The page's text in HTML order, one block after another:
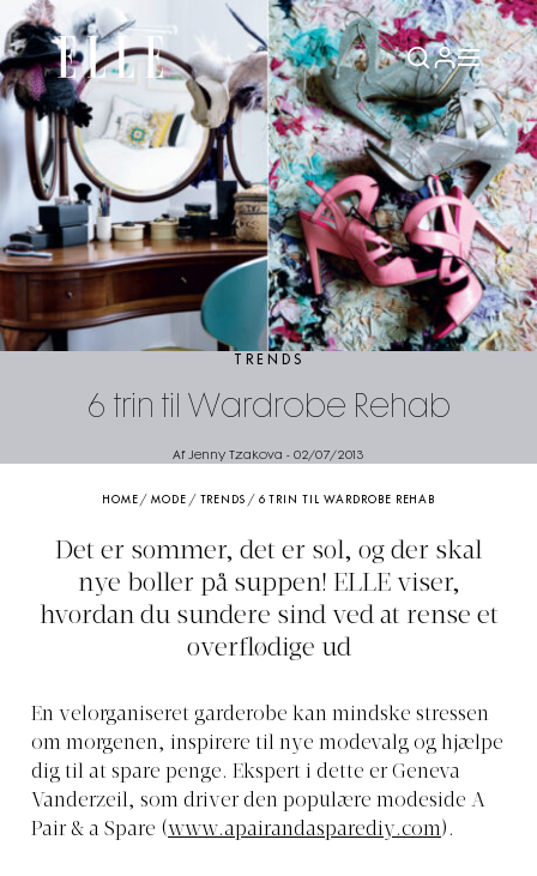
TRENDS
6 trin til Wardrobe Rehab
Af Jenny Tzakova - 02/07/2013
HOME /MODE / TRENDS / 6 TRIN TIL WARDROBE REHAB
Det er sommer, det er sol, og der skal
nye boller på suppen! ELLE viser,
hvordan du sundere sind ved at rense et
overflødige ud
En velorganiseret garderobe kan mindske stressen
om morgenen, inspirere til nye modevalg og hjælpe
dig til at spare penge. Ekspert i dette er Geneva
Vanderzeil, som driver den populære modeside A
Pair & a Spare (www.apairandasparediy.com).